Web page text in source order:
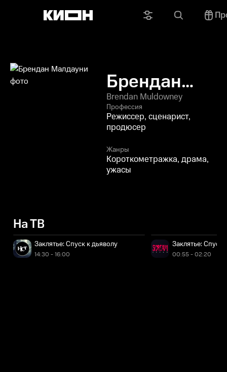
Брендан
Малдауни
Brendan Muldowney
Профессия
Режиссер, сценарист,
продюсер
Жанры
Короткометражка, драма,
ужасы
На ТВ
Заклятье: Спуск к дьяволу
14:30 - 16:00
Заклятье: Спуск
00:55 - 02:20